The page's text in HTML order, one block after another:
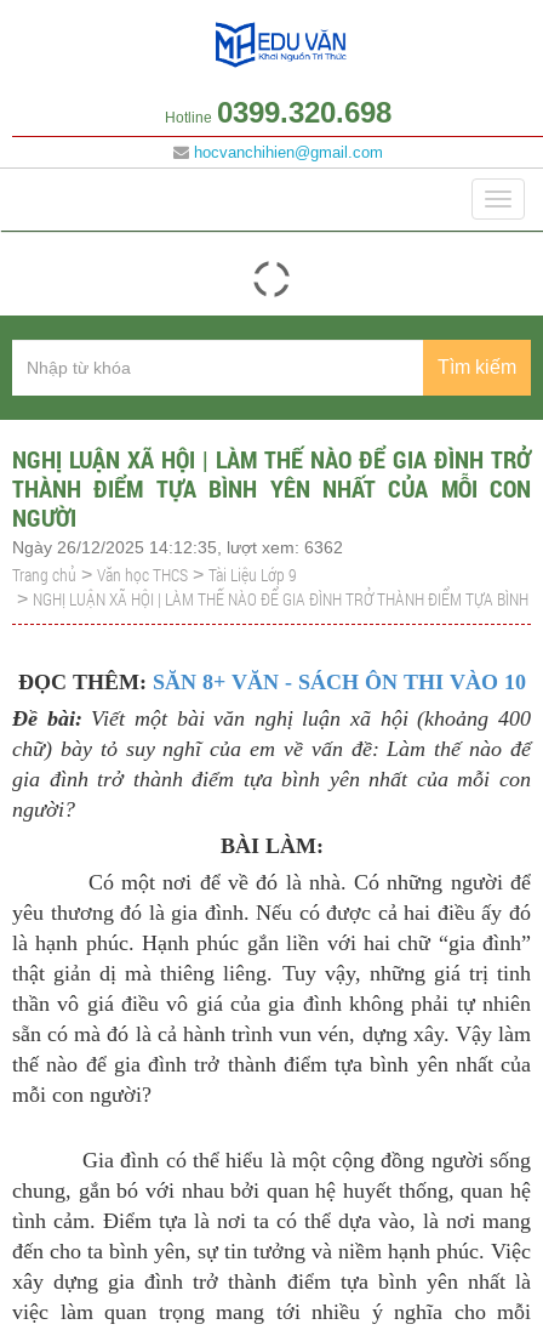
Hotline 0399.320.698
hocvanchihien@gmail.com
Tìm kiếm
NGHỊ LUẬN XÃ HỘI | LÀM THẾ NÀO ĐỂ GIA ĐÌNH TRỞ
THÀNH ĐIỂM TỰA BÌNH YÊN NHẤT CỦA MỖI CON
NGƯỜI
Ngày 26/12/2025 14:12:35, lượt xem: 6362
Trang chủ > Văn học THCS > Tài Liệu Lớp 9
> NGHỊ LUẬN XÃ HỘI | LÀM THẾ NÀO ĐỂ GIA ĐÌNH TRỞ THÀNH ĐIỂM TỰA BÌNH
ĐỌC THÊM: SĂN 8+ VĂN - SÁCH ÔN THI VÀO 10
Đề bài: Viết một bài văn nghị luận xã hội (khoảng 400
chữ) bày tỏ suy nghĩ của em về vấn đề: Làm thế nào để
gia đình trở thành điểm tựa bình yên nhất của mỗi con
người?
BÀI LÀM:
Có một nơi để về đó là nhà. Có những người để
yêu thương đó là gia đình. Nếu có được cả hai điều ấy đó
là hạnh phúc. Hạnh phúc gắn liền với hai chữ “gia đình”
thật giản dị mà thiêng liêng. Tuy vậy, những giá trị tinh
thần vô giá điều vô giá của gia đình không phải tự nhiên
sẵn có mà đó là cả hành trình vun vén, dựng xây. Vậy làm
thế nào để gia đình trở thành điểm tựa bình yên nhất của
mỗi con người?
Gia đình có thể hiểu là một cộng đồng người sống
chung, gắn bó với nhau bởi quan hệ huyết thống, quan hệ
tình cảm. Điểm tựa là nơi ta có thể dựa vào, là nơi mang
đến cho ta bình yên, sự tin tưởng và niềm hạnh phúc. Việc
xây dựng gia đình trở thành điểm tựa bình yên nhất là
việc làm quan trọng mang tới nhiều ý nghĩa cho mỗi